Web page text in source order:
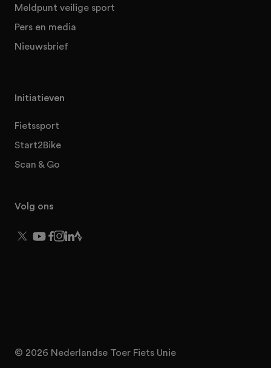
Meldpunt veilige sport
Pers en media
Nieuwsbrief
Initiatieven
Fietssport
Start2Bike
Scan & Go
Volg ons
© 2026 Nederlandse Toer Fiets Unie